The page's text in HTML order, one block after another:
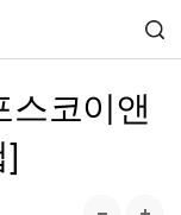
코이앤